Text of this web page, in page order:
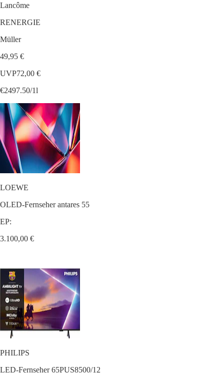
Lancôme
RENERGIE
Müller
49,95 €
UVP72,00 €
€2497.50/1l
LOEWE
OLED-Fernseher antares 55
EP:
3.100,00 €
PHILIPS
LED-Fernseher 65PUS8500/12